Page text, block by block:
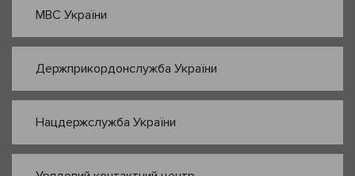
МВС України
Держприкордонслужба України
Нацдержслужба України